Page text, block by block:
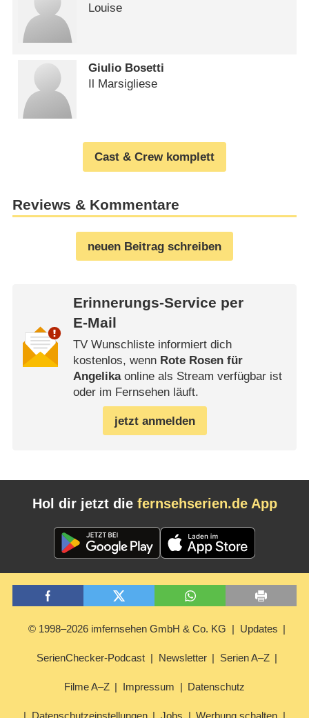
Louise
Giulio Bosetti
Il Marsigliese
Cast & Crew komplett
Reviews & Kommentare
neuen Beitrag schreiben
Erinnerungs-Service per
E-Mail
TV Wunschliste informiert dich
kostenlos, wenn Rote Rosen für
Angelikaonline als Stream verfügbar ist
oder im Fernsehen läuft.
jetzt anmelden
Hol dir jetzt die fernsehserien.de App
© 1998–2026 imfernsehen GmbH & Co. KG Updates
SerienChecker-Podcast Newsletter Serien A–Z
Filme A–Z Impressum Datenschutz